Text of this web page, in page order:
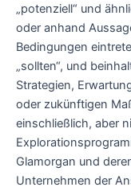
„potenziell“ und
oder anhand
Bedingungen
„sollten“, und
Strategien,
oder zukünftigen
einschließlich, aber
Glamorgan und
Unternehmen der